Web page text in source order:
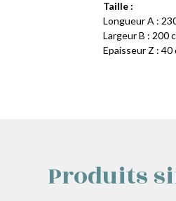
Taille :
Longueur A :
Largeur B : 200
Epaisseur Z : 40
Produits